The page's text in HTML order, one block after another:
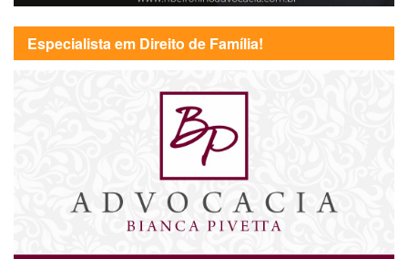
Especialista em Direito de Família!